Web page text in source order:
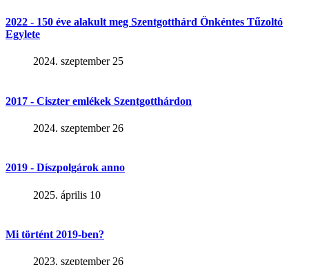
2022 - 150 éve alakult meg Szentgotthárd Önkéntes Tűzoltó
Egylete
2024. szeptember 25
2017 - Ciszter emlékek Szentgotthárdon
2024. szeptember 26
2019 - Díszpolgárok anno
2025. április 10
Mi történt 2019-ben?
2023. szeptember 26